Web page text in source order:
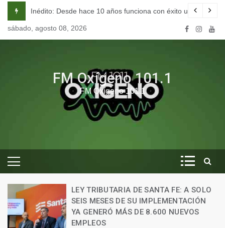
content
con éxito una escuela de seducción en Córdoba.
Cómo vivían los hombres junto a los
sábado, agosto 08, 2026
FM Oxígeno 101.1
FM Oxígeno 101.1
LEY TRIBUTARIA DE SANTA FE: A SOLO
SEIS MESES DE SU IMPLEMENTACIÓN
YA GENERÓ MÁS DE 8.600 NUEVOS
EMPLEOS